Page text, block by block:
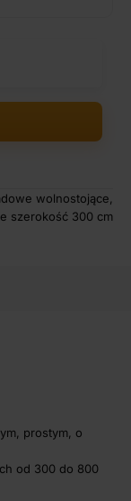
wolnostojące,
szerokość 300 cm
prostym, o
od 300 do 800